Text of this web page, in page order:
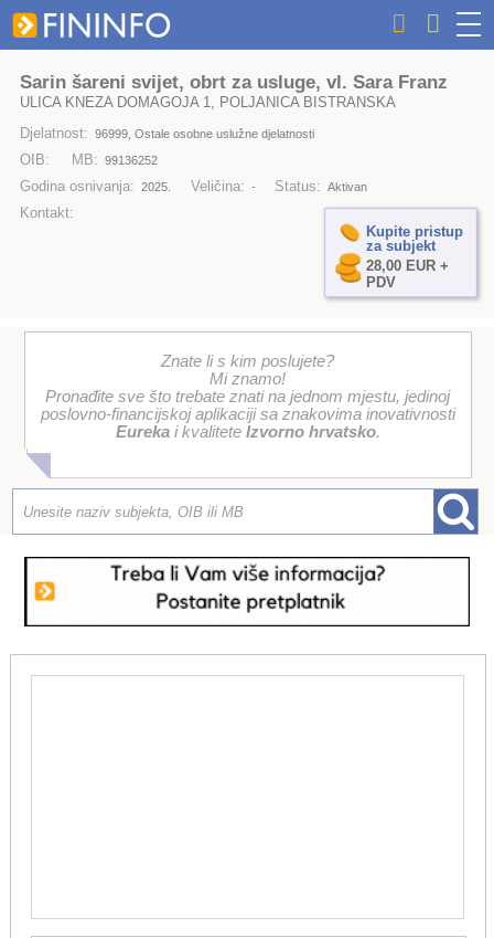
Sarin šareni svijet, obrt za usluge, vl. Sara Franz
ULICA KNEZA DOMAGOJA 1, POLJANICA BISTRANSKA
Djelatnost: 96999, Ostale osobne uslužne djelatnosti
OIB: MB: 99136252
Godina osnivanja: 2025. Veličina: - Status: Aktivan
Kontakt:
Kupite pristup
za subjekt
28,00 EUR +
PDV
Znate li s kim poslujete?
Mi znamo!
Pronađite sve što trebate znati na jednom mjestu, jedinoj
poslovno-financijskoj aplikaciji sa znakovima inovativnosti
Eurekai kvalitete Izvorno hrvatsko.